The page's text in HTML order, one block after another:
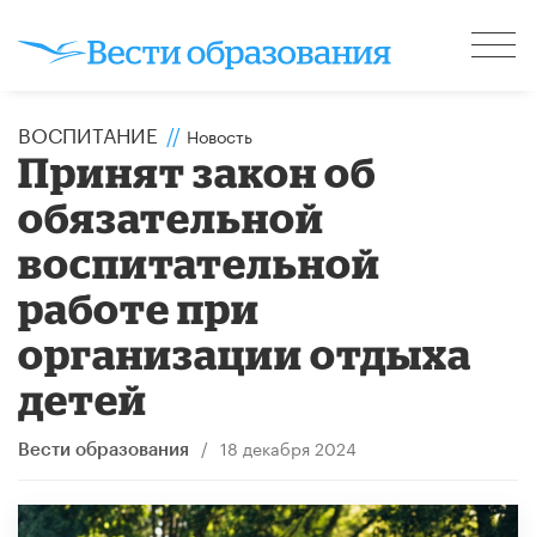
ВОСПИТАНИЕ // Новость
Принят закон об
обязательной
воспитательной
работе при
организации отдыха
детей
Вести образования / 18 декабря 2024